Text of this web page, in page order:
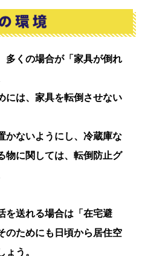
多くの場合が「家具が倒れ
には、家具を転倒させない
かないようにし、冷蔵庫な
物に関しては、転倒防止グ
を送れる場合は「在宅避
のためにも日頃から居住空
う。